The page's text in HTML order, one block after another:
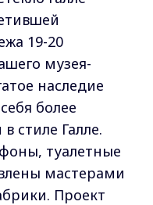
19-20
музея-
наследие
более
стиле Галле.
туалетные
мастерами
Проект